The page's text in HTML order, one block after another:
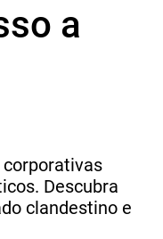
a
corporativas
Descubra
clandestino e